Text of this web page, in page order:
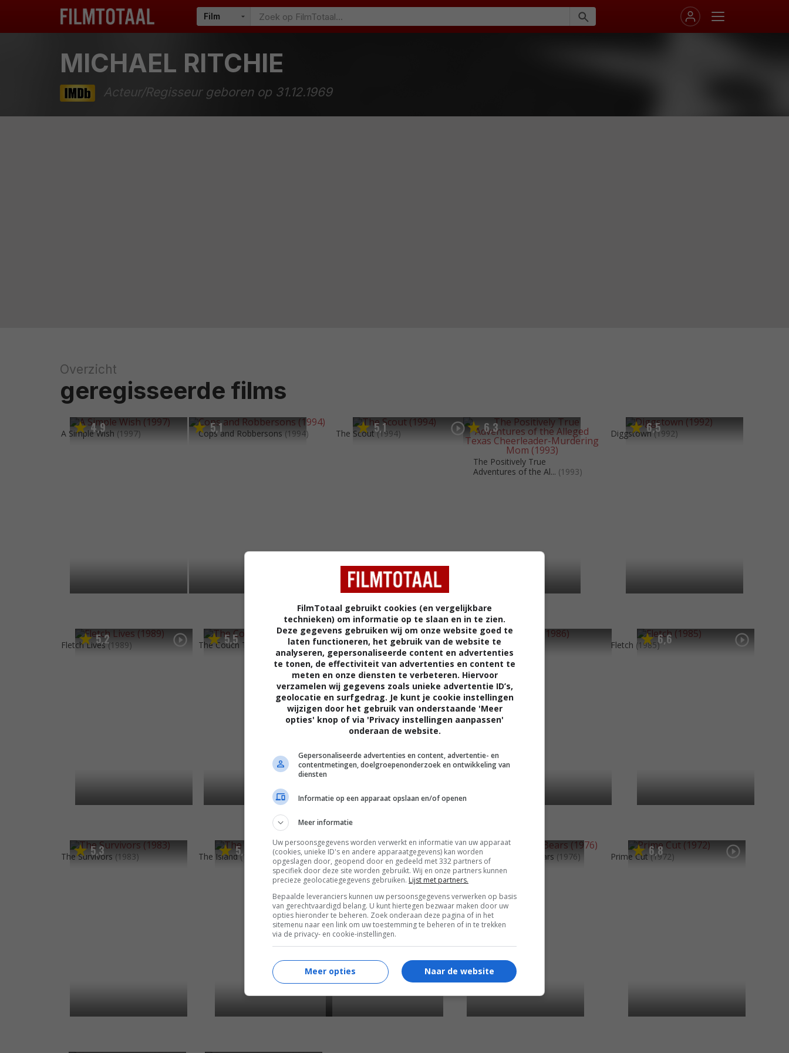
MICHAEL RITCHIE
Acteur/Regisseur geboren op 31.12.1969
Overzicht
geregisseerde films
4,9
A Simple Wish (1997) 5,1
Cops and Robbersons (1994) 5,1
The Scout (1994) 6,3
The Positively True
Adventures of the Al... (1993)
6,5
Diggstown (1992)
5,2
Fletch Lives (1989) 5,5
The Couch Trip 4,8
The Golden Child (1986) Wildcats 6,6
Fletch (1985)
5,3
The Survivors (1983) 5,
The Island (1980) 5,5
An Almost Perfect Affair
(1979)
7 3
The Bad News Bears (1976) 6,8
Prime Cut (1972)
FilmTotaal gebruikt cookies (en vergelijkbare
technieken) om informatie op te slaan en in te zien.
Deze gegevens gebruiken wij om onze website goed te
laten functioneren, het gebruik van de website te
analyseren, gepersonaliseerde content en advertenties
te tonen, de effectiviteit van advertenties en content te
meten en onze diensten te verbeteren. Hiervoor
verzamelen wij gegevens zoals unieke advertentie ID’s,
geolocatie en surfgedrag. Je kunt je cookie instellingen
wijzigen door het gebruik van onderstaande 'Meer
opties' knop of via 'Privacy instellingen aanpassen'
onderaan de website.
Gepersonaliseerde advertenties en content, advertentie- en
contentmetingen, doelgroepenonderzoek en ontwikkeling van
diensten
Informatie op een apparaat opslaan en/of openen
Meer informatie
Uw persoonsgegevens worden verwerkt en informatie van uw apparaat
(cookies, unieke ID's en andere apparaatgegevens) kan worden
opgeslagen door, geopend door en gedeeld met 332 partners of
specifiek door deze site worden gebruikt. Wij en onze partners kunnen
precieze geolocatiegegevens gebruiken. Lijst met partners.
Bepaalde leveranciers kunnen uw persoonsgegevens verwerken op basis
van gerechtvaardigd belang. U kunt hiertegen bezwaar maken door uw
opties hieronder te beheren. Zoek onderaan deze pagina of in het
sitemenu naar een link om uw toestemming te beheren of in te trekken
via de privacy- en cookie-instellingen.
Naar de website
Meer opties